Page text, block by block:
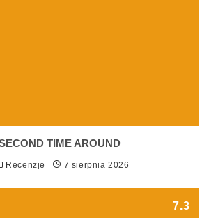
TIME AROUND
Recenzje 7 sierpnia 2026
7.3